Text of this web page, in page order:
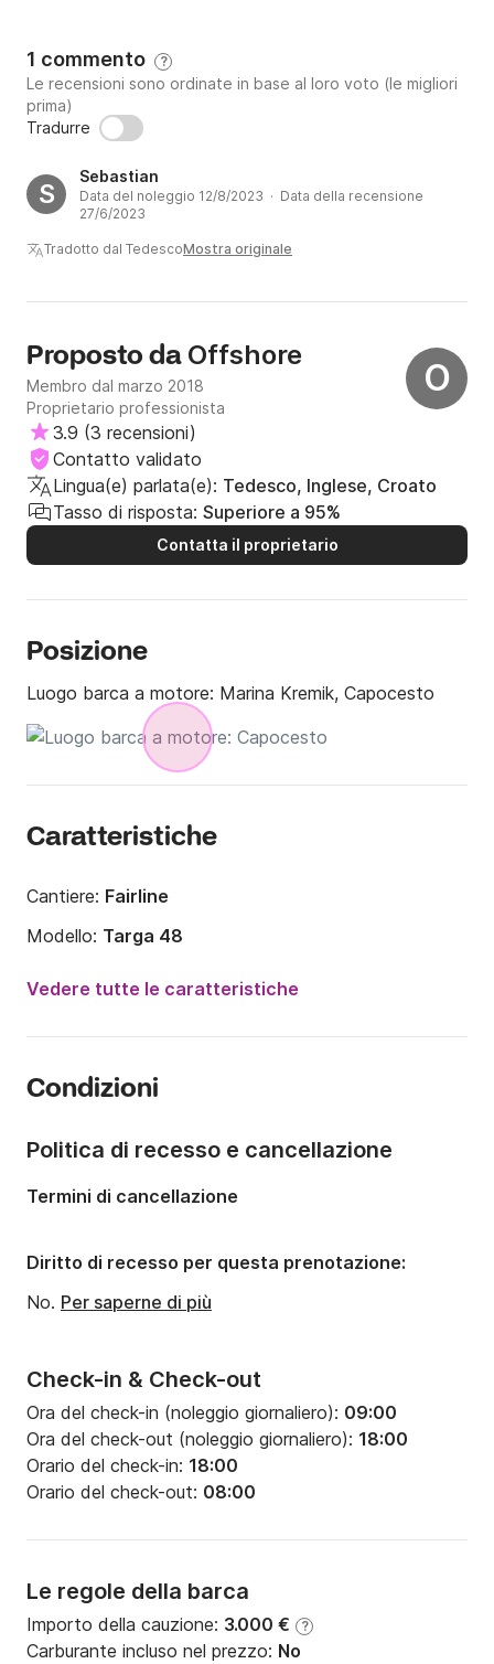
1 commento ?
Le recensioni sono ordinate in base al loro voto (le migliori
prima)
Tradurre
S
Sebastian
Data del noleggio 12/8/2023 · Data della recensione
27/6/2023
Tradotto dal TedescoMostra originale
O
Proposto da Offshore
Membro dal marzo 2018
Proprietario professionista
3.9 (3 recensioni)
Contatto validato
Lingua(e) parlata(e): Tedesco, Inglese, Croato
Tasso di risposta: Superiore a 95%
Contatta il proprietario
Posizione
Luogo barca a motore: Marina Kremik, Capocesto
Caratteristiche
Cantiere: Fairline
Modello: Targa 48
430CV
Portata massima persone:
Vedere tutte le caratteristiche
Condizioni
Check-in & Check-out
Ora del check-in (noleggio giornaliero): 09:00
Ora del check-out (noleggio giornaliero): 18:00
Orario del check-in: 18:00
Orario del check-out: 08:00
Le regole della barca
Importo della cauzione: 3.000 € ?
Carburante incluso nel prezzo: No
Politica di recesso e cancellazione
Termini di cancellazione
Diritto di recesso per questa prenotazione:
No. Per saperne di più